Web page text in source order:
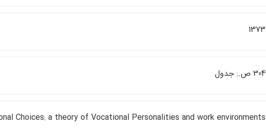
1373
304 ص.: جدول
Choices: a theory of Vocational Personalities and work environments